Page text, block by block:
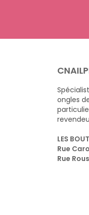
ongles
LES
Rue
Rue